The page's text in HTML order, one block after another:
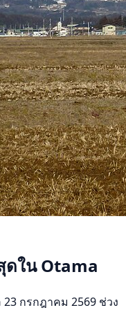
ดใน Otama
กรกฎาคม 2569 ช่วง